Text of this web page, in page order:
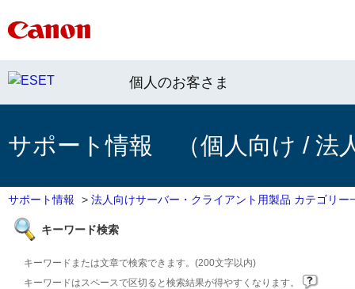
個人のお客さま
サポート情報 （個人向け / 法
サポート情報 > 法人向けサーバー・クライアント用製品 カテゴリー
キーワード検索
キーワードまたは文章で検索できます。(200文字以内)
キーワードはスペースで区切ると検索結果が得やすくなります。